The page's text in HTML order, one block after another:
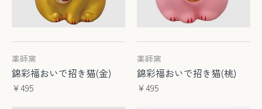
薬師窯
錦彩福おいで招き猫(金)
¥495
薬師窯
錦彩福おいで招き猫(桃)
¥495